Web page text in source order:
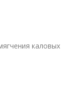
каловых